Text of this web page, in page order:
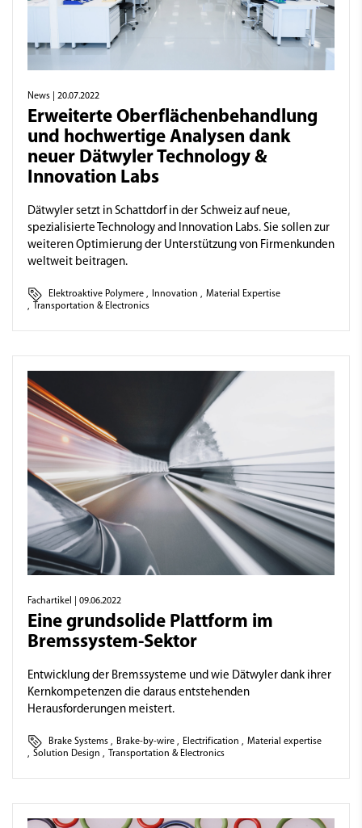
News | 20.07.2022
Erweiterte Oberflächen­behand­lung
und hochwertige Analysen dank
neuer Dätwyler Technology &
Innovation Labs
Dätwyler setzt in Schattdorf in der Schweiz auf neue,
spezialisierte Technology and Innovation Labs. Sie sollen zur
weiteren Optimierung der Unterstützung von Firmenkunden
weltweit beitragen.
Elektroaktive Polymere , Innovation , Material Expertise
,
Transportation & Electronics
Fachartikel | 09.06.2022
Eine grundsolide Plattform im
Bremssystem-Sektor
Entwicklung der Bremssysteme und wie Dätwyler dank ihrer
Kernkompetenzen die daraus entstehenden
Herausforderungen meistert.
Brake Systems , Brake-by-wire , Electrification , Material expertise
, Solution Design , Transportation & Electronics